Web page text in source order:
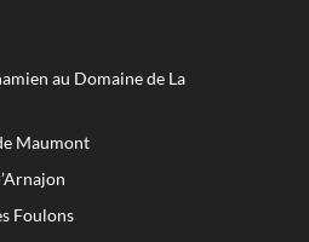
au Domaine de La
Maumont
Foulons